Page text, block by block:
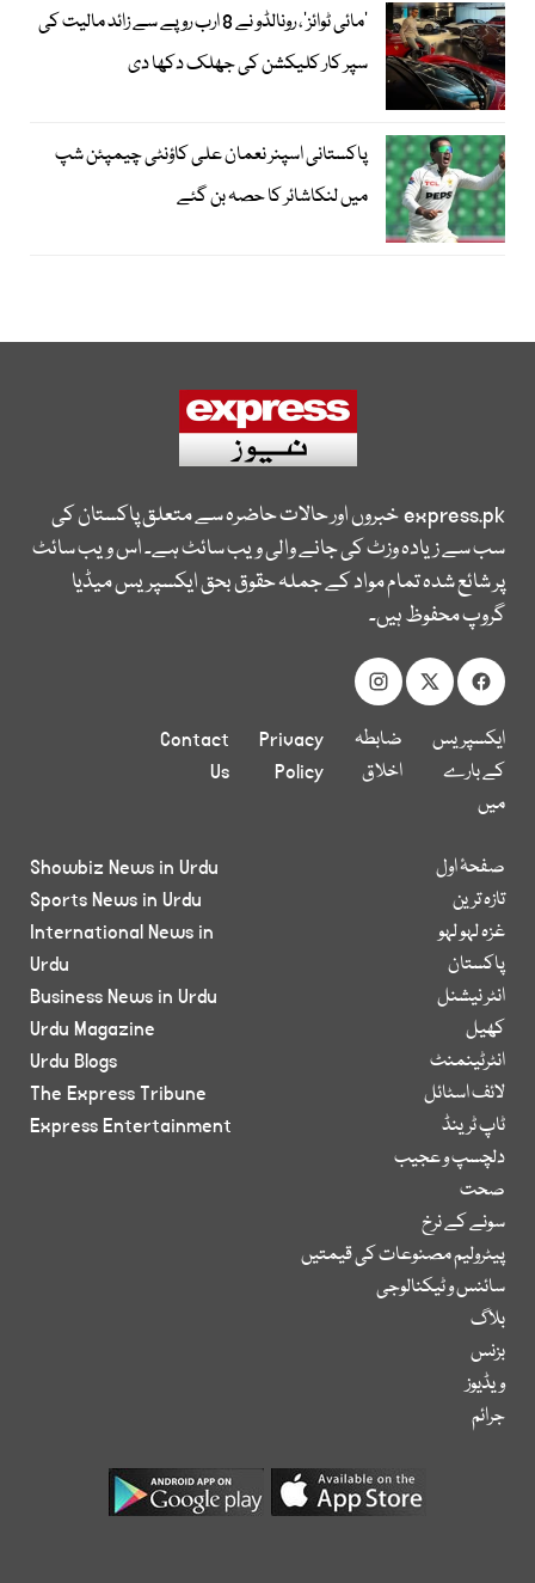
’مائی ٹوائز‘، رونالڈو نے 8 ارب روپے سے زائد مالیت کی
سپر کار کلیکشن کی جھلک دکھا دی
پاکستانی اسپنر نعمان علی کاؤنٹی چیمپئن شپ
میں لنکاشائر کا حصہ بن گئے
express.pkخبروں اور حالات حاضرہ سے متعلق پاکستان کی
سب سے زیادہ وزٹ کی جانے والی ویب سائٹ ہے۔ اس ویب سائٹ
پر شائع شدہ تمام مواد کے جملہ حقوق بحق ایکسپریس میڈیا
گروپ محفوظ ہیں۔
ایکسپریس
کے بارے
میں
ضابطہ
اخلاق
Privacy
Policy
Contact
Us
صفحۂ اول
تازہ ترین
غزہ لہو لہو
پاکستان
انٹر نیشنل
کھیل
انٹرٹینمنٹ
لائف اسٹائل
ٹاپ ٹرینڈ
دلچسپ و عجیب
صحت
سونے کے نرخ
پیٹرولیم مصنوعات کی قیمتیں
سائنس و ٹیکنالوجی
بلاگ
بزنس
ویڈیوز
جرائم
Showbiz News in Urdu
Sports News in Urdu
International News in
Urdu
Business News in Urdu
Urdu Magazine
Urdu Blogs
The Express Tribune
Express Entertainment